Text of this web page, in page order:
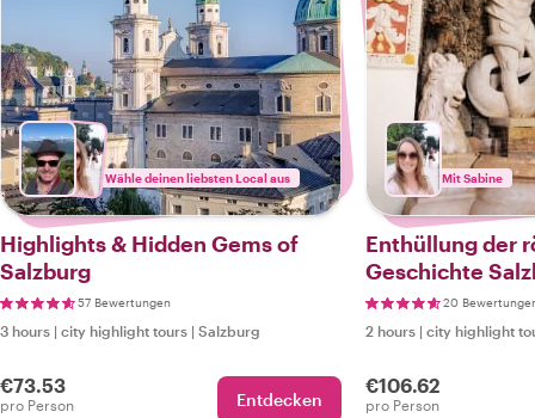
Wähle deinen liebsten Local aus
Highlights & Hidden Gems of
Salzburg
57 Bewertungen
3 hours | city highlight tours | Salzburg
€73.53
pro Person Entdecken
Mit Sabine
Enthüllung der
Geschichte
20
2 hours | city highlight
€106.62
pro Person